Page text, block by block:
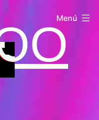
Menú